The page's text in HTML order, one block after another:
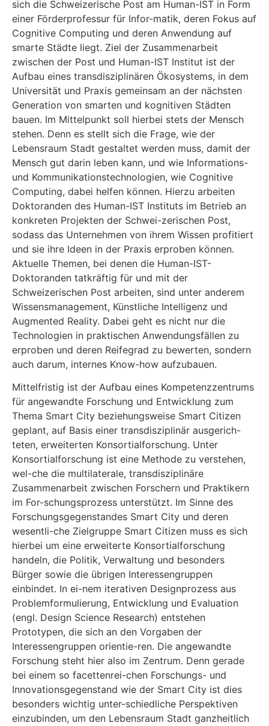
sich die Schweizerische Post am Human-IST in Form
einer Förderprofessur für Infor-matik, deren Fokus auf
Cognitive Computing und deren Anwendung auf
smarte Städte liegt. Ziel der Zusammenarbeit
zwischen der Post und Human-IST Institut ist der
Aufbau eines transdisziplinären Ökosystems, in dem
Universität und Praxis gemeinsam an der nächsten
Generation von smarten und kognitiven Städten
bauen. Im Mittelpunkt soll hierbei stets der Mensch
stehen. Denn es stellt sich die Frage, wie der
Lebensraum Stadt gestaltet werden muss, damit der
Mensch gut darin leben kann, und wie Informations-
und Kommunikationstechnologien, wie Cognitive
Computing, dabei helfen können. Hierzu arbeiten
Doktoranden des Human-IST Instituts im Betrieb an
konkreten Projekten der Schwei-zerischen Post,
sodass das Unternehmen von ihrem Wissen profitiert
und sie ihre Ideen in der Praxis erproben können.
Aktuelle Themen, bei denen die Human-IST-
Doktoranden tatkräftig für und mit der
Schweizerischen Post arbeiten, sind unter anderem
Wissensmanagement, Künstliche Intelligenz und
Augmented Reality. Dabei geht es nicht nur die
Technologien in praktischen Anwendungsfällen zu
erproben und deren Reifegrad zu bewerten, sondern
auch darum, internes Know-how aufzubauen.
Mittelfristig ist der Aufbau eines Kompetenzzentrums
für angewandte Forschung und Entwicklung zum
Thema Smart City beziehungsweise Smart Citizen
geplant, auf Basis einer transdisziplinär ausgerich-
teten, erweiterten Konsortialforschung. Unter
Konsortialforschung ist eine Methode zu verstehen,
wel-che die multilaterale, transdisziplinäre
Zusammenarbeit zwischen Forschern und Praktikern
im For-schungsprozess unterstützt. Im Sinne des
Forschungsgegenstandes Smart City und deren
wesentli-che Zielgruppe Smart Citizen muss es sich
hierbei um eine erweiterte Konsortialforschung
handeln, die Politik, Verwaltung und besonders
Bürger sowie die übrigen Interessengruppen
einbindet. In ei-nem iterativen Designprozess aus
Problemformulierung, Entwicklung und Evaluation
(engl. Design Science Research) entstehen
Prototypen, die sich an den Vorgaben der
Interessengruppen orientie-ren. Die angewandte
Forschung steht hier also im Zentrum. Denn gerade
bei einem so facettenrei-chen Forschungs- und
Innovationsgegenstand wie der Smart City ist dies
besonders wichtig unter-schiedliche Perspektiven
einzubinden, um den Lebensraum Stadt ganzheitlich